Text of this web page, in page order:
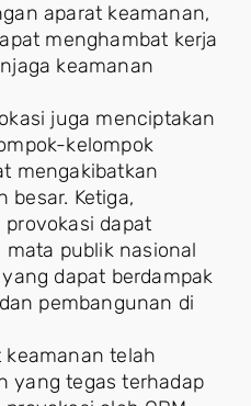
aparat keamanan,
menghambat kerja
keamanan
juga menciptakan
kelompok
mengakibatkan
besar. Ketiga,
dapat
publik nasional
dapat berdampak
pembangunan di
keamanan telah
yang tegas terhadap